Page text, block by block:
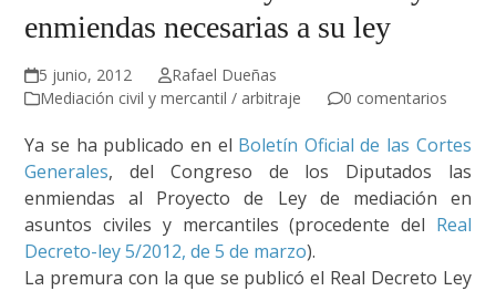
enmiendas necesarias a su ley
5 junio, 2012
Rafael Dueñas
Mediación civil y mercantil / arbitraje
0 comentarios
Ya se ha publicado en el Boletín Oficial de las Cortes
Generales, del Congreso de los Diputados las
enmiendas al Proyecto de Ley de mediación en
asuntos civiles y mercantiles (procedente del Real
Decreto-ley 5/2012, de 5 de marzo).
La premura con la que se publicó el Real Decreto Ley